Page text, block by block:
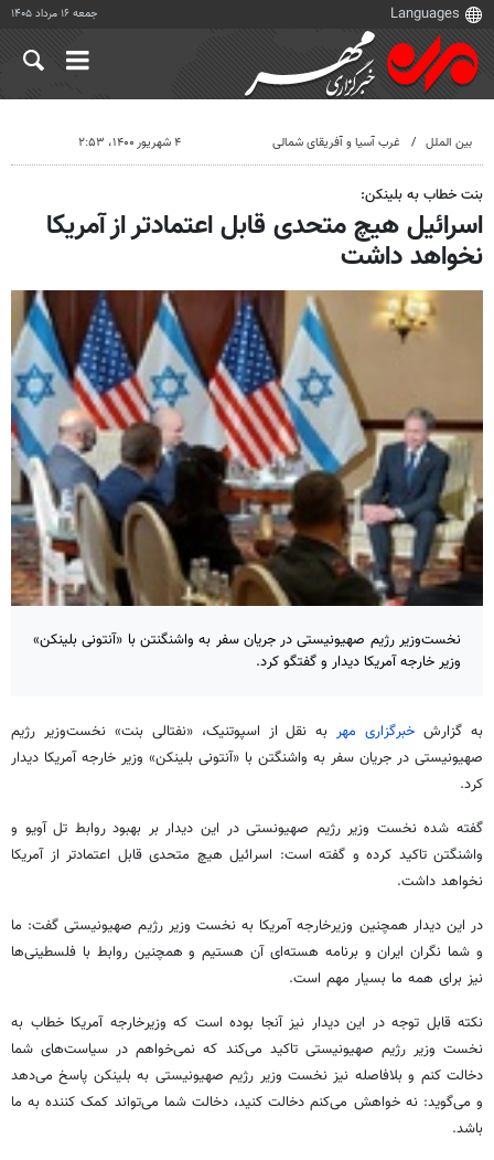
جمعه ۱۶ مرداد ۱۴۰۵
بین الملل غرب آسیا و آفریقای شمالی ۴ شهریور ۱۴۰۰، ۲:۵۳
بنت خطاب به بلینکن:
اسرائیل هیچ متحدی قابل اعتمادتر از آمریکا
نخواهد داشت
نخست‌وزیر رژیم صهیونیستی در جریان سفر به واشنگنتن با «آنتونی بلینکن»
وزیر خارجه آمریکا دیدار و گفتگو کرد.
به گزارشخبرگزاری مهر به نقل از اسپوتنیک،«نفتالی بنت» نخست‌وزیر رژیم
صهیونیستی در جریان سفر به واشنگتن با «آنتونی بلینکن» وزیر خارجه آمریکا دیدار
کرد.
گفته شده نخست وزیر رژیم صهیونستیدر این دیدار بر بهبود روابط تل آویو و
واشنگتن تاکید کرده و گفته است: اسرائیل هیچ متحدی قابل اعتمادتر از آمریکا
نخواهد داشت.
در این دیدار همچنین وزیرخارجه آمریکا به نخست وزیر رژیم صهیونیستی گفت: ما
و شما نگران ایران و برنامه هسته‌ای آن هستیم و همچنین روابط با فلسطینی‌ها
نیز برای همه ما بسیار مهم است.
نکته قابل توجه در این دیدار نیز آنجا بوده است که وزیرخارجه آمریکا خطاب به
نخست وزیر رژیم صهیونیستی تاکید می‌کند که نمی‌خواهم در سیاست‌های شما
دخالت کنم و بلافاصله نیز نخست وزیر رژیم صهیونیستی به بلینکن پاسخ می‌دهد
و می‌گوید: نه خواهش می‌کنم دخالت کنید، دخالت شما می‌تواند کمک کننده به ما
باشد.